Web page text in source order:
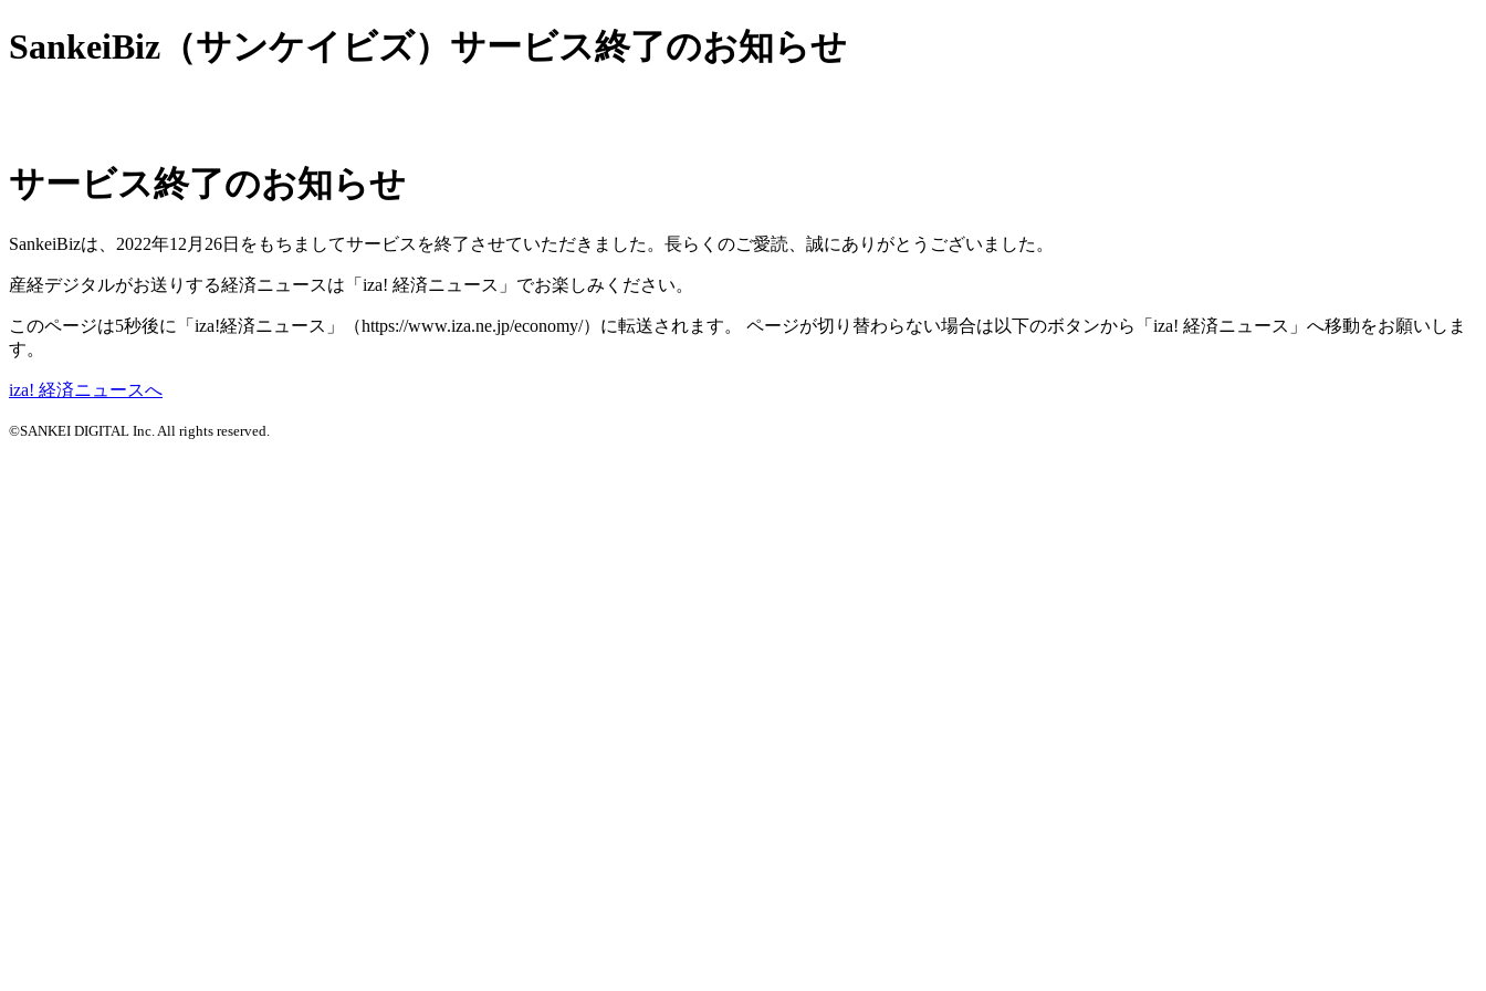
SankeiBiz（サンケイビズ）サービス終了のお知らせ
サービス終了のお知らせ
SankeiBizは、2022年12月26日をもちましてサービスを終了させていただきました。長らくのご愛読、誠にありがとうございました。
産経デジタルがお送りする経済ニュースは「iza! 経済ニュース」でお楽しみください。
このページは5秒後に「iza!経済ニュース」（https://www.iza.ne.jp/economy/）に転送されます。 ページが切り替わらない場合は以下のボタンから「iza! 経済ニュース」へ移動をお願いしま
す。
iza! 経済ニュースへ
©SANKEI DIGITAL Inc. All rights reserved.